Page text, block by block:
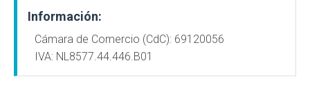
Información:
Cámara de Comercio (CdC): 69120056
IVA: NL8577.44.446.B01